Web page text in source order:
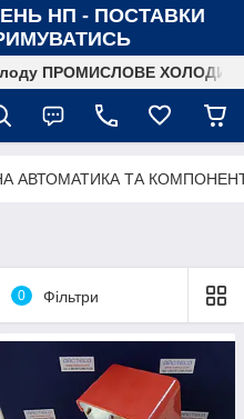
НП - ПОСТАВКИ
ПРОМИСЛОВЕ
АВТОМАТИКА ТА
0 Фільтри